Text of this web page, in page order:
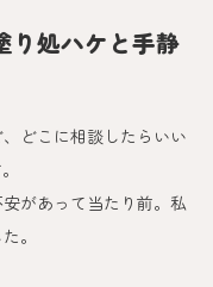
り処ハケと手静
どこに相談したらいい
があって当たり前。私
。